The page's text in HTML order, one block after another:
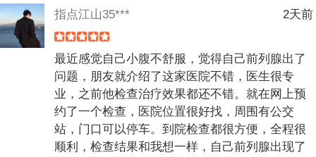
指点江山35*** 2天前
最近感觉自己小腹不舒服，觉得自己前列腺出了
问题，朋友就介绍了这家医院不错，医生很专
业，之前他检查治疗效果都还不错。就在网上预
约了一个检查，医院位置很好找，周围有公交
站，门口可以停车。到院检查都很方便，全程很
顺利，检查结果和我想一样，自己前列腺出现了